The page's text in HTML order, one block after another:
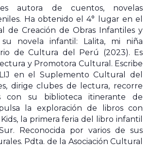
autora de cuentos, novelas
Ha obtenido el 4° lugar en el
de Creación de Obras Infantiles y
novela infantil: Lalita, mi niña
de Cultura del Perú (2023). Es
y Promotora Cultural. Escribe
en el Suplemento Cultural del
dirige clubes de lectura, recorre
con su biblioteca itinerante de
la exploración de libros con
la primera feria del libro infantil
Reconocida por varios de sus
Pdta. de la Asociación Cultural